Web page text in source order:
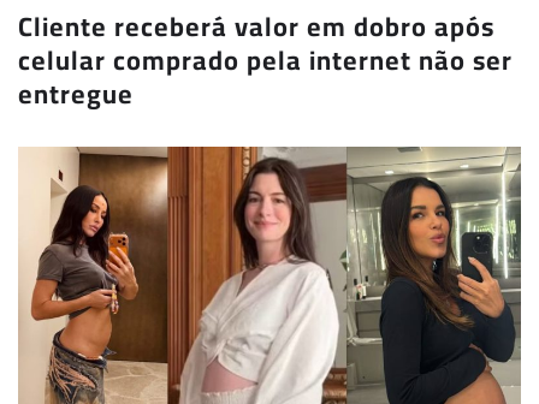
Cliente receberá valor em dobro após
celular comprado pela internet não ser
entregue